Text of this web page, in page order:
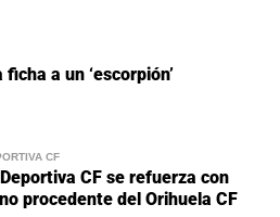
ficha a un ‘escorpión’
CF
CF se refuerza con
procedente del Orihuela CF